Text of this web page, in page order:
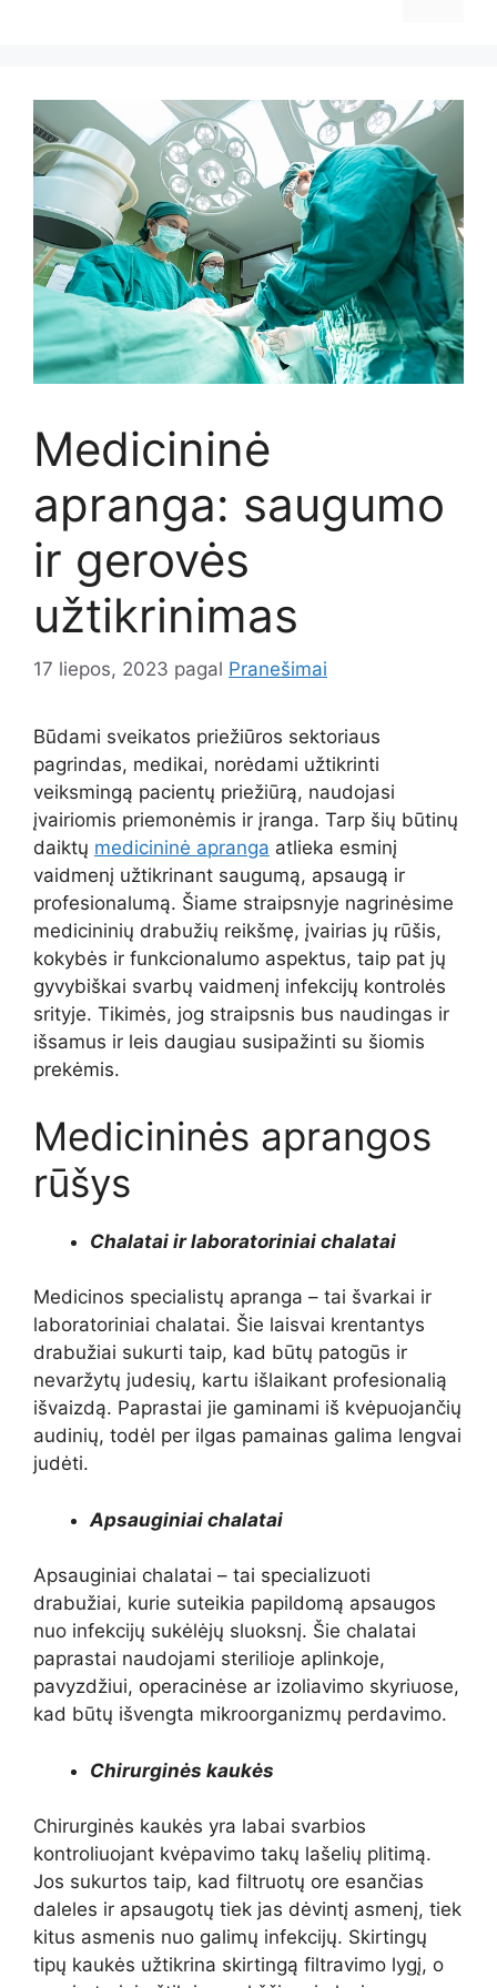
Medicininė
apranga: saugumo
ir gerovės
užtikrinimas
17 liepos, 2023 pagal Pranešimai
Būdami sveikatos priežiūros sektoriaus
pagrindas, medikai, norėdami užtikrinti
veiksmingą pacientų priežiūrą, naudojasi
įvairiomis priemonėmis ir įranga. Tarp šių būtinų
daiktų medicininė apranga atlieka esminį
vaidmenį užtikrinant saugumą, apsaugą ir
profesionalumą. Šiame straipsnyje nagrinėsime
medicininių drabužių reikšmę, įvairias jų rūšis,
kokybės ir funkcionalumo aspektus, taip pat jų
gyvybiškai svarbų vaidmenį infekcijų kontrolės
srityje. Tikimės, jog straipsnis bus naudingas ir
išsamus ir leis daugiau susipažinti su šiomis
prekėmis.
Medicininės aprangos
rūšys
Chalatai ir laboratoriniai chalatai
Medicinos specialistų apranga – tai švarkai ir
laboratoriniai chalatai. Šie laisvai krentantys
drabužiai sukurti taip, kad būtų patogūs ir
nevaržytų judesių, kartu išlaikant profesionalią
išvaizdą. Paprastai jie gaminami iš kvėpuojančių
audinių, todėl per ilgas pamainas galima lengvai
judėti.
Apsauginiai chalatai
Apsauginiai chalatai – tai specializuoti
drabužiai, kurie suteikia papildomą apsaugos
nuo infekcijų sukėlėjų sluoksnį. Šie chalatai
paprastai naudojami sterilioje aplinkoje,
pavyzdžiui, operacinėse ar izoliavimo skyriuose,
kad būtų išvengta mikroorganizmų perdavimo.
Chirurginės kaukės
Chirurginės kaukės yra labai svarbios
kontroliuojant kvėpavimo takų lašelių plitimą.
Jos sukurtos taip, kad filtruotų ore esančias
daleles ir apsaugotų tiek jas dėvintį asmenį, tiek
kitus asmenis nuo galimų infekcijų. Skirtingų
tipų kaukės užtikrina skirtingą filtravimo lygį, o